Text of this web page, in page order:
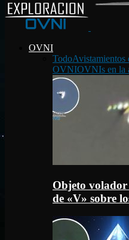
OVNI
TodoAvistamientos
OVNIOVNIs en la
Objeto
de «V» sobre